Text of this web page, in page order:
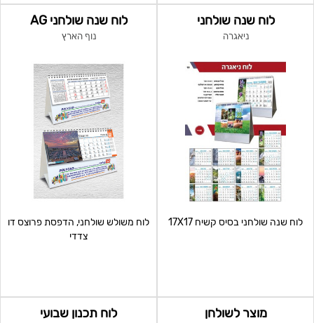
לוח שנה שולחני
ניאגרה
לוח שנה שולחני בסיס קשיח 17X17
לוח שנה שולחני AG
נוף הארץ
לוח משולש שולחני, הדפסת פרוצס דו
צדדי
מוצר לשולחן לוח תכנון שבועי